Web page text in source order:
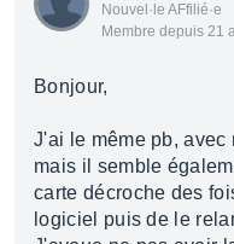
Nouvel·le AFfilié·e
Membre depuis 21
Bonjour,
J'ai le même pb, avec
mais il semble
carte décroche des
logiciel puis de le